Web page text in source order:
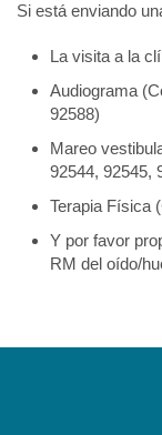
Si está enviando
La visita a la
Audiograma
92588)
Mareo
92544, 92545,
Terapia Física
Y por favor
RM del oído/